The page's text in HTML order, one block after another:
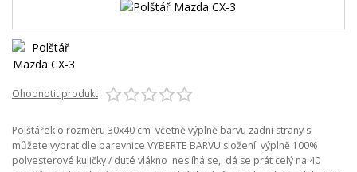
Ohodnotit produkt
Polštářek o rozměru 30x40 cm včetně výplně barvu zadní strany si
můžete vybrat dle barevnice VYBERTE BARVU složení výplně 100%
polyesterové kuličky / duté vlákno neslíhá se, dá se prát celý na 40